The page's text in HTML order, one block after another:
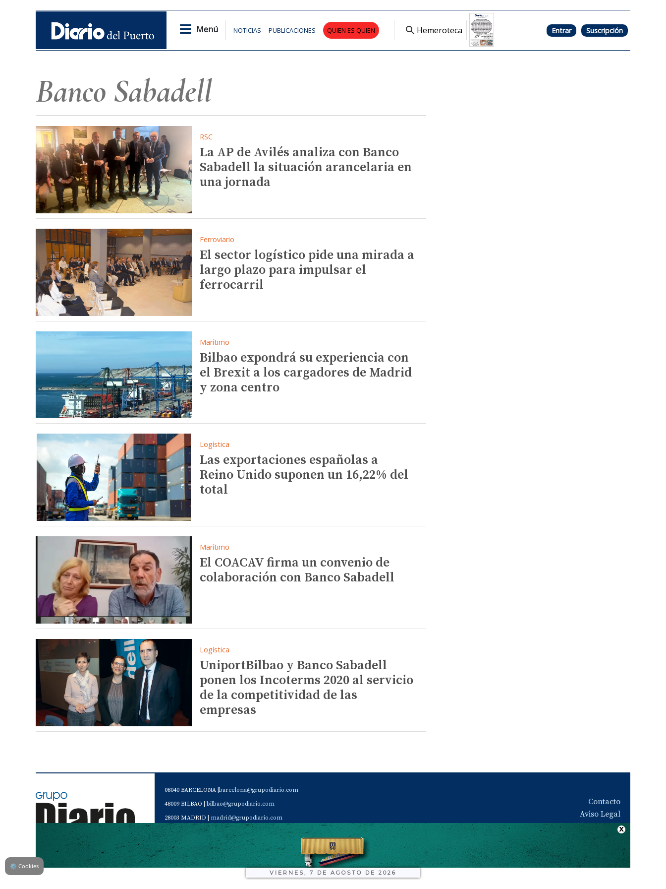
Menú NOTICIAS PUBLICACIONES QUIEN ES QUIEN Hemeroteca Entrar Suscripción
VIERNES, 7 DE AGOSTO DE 2026
Banco Sabadell
RSC
La AP de Avilés analiza con Banco
Sabadell la situación arancelaria en
una jornada
Ferroviario
El sector logístico pide una mirada a
largo plazo para impulsar el
ferrocarril
Marítimo
Bilbao expondrá su experiencia con
el Brexit a los cargadores de Madrid
y zona centro
Logística
Las exportaciones españolas a
Reino Unido suponen un 16,22% del
total
Marítimo
El COACAV firma un convenio de
colaboración con Banco Sabadell
Logística
UniportBilbao y Banco Sabadell
ponen los Incoterms 2020 al servicio
de la competitividad de las
empresas
08040 BARCELONA | barcelona@grupodiario.com
48009 BILBAO | bilbao@grupodiario.com
28003 MADRID | madrid@grupodiario.com
46120 Alboraya. VALENCIA |
valencia@grupodiario.com
Servicio de Atención al Socio Suscriptor | sas@grupodiario.com
Teléfono de contacto de Diario del Puerto: 96 330 18 32
Contacto
Aviso Legal
Quiénes somos
Política de privacidad
⚙ Cookies